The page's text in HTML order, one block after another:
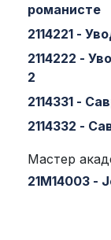
романисте
2114221 -
2114222 -
2
2114331 -
2114332 -
Мастер
21М14003 -